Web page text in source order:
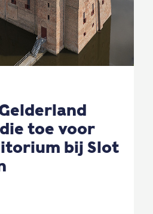
toe voor
bij Slot